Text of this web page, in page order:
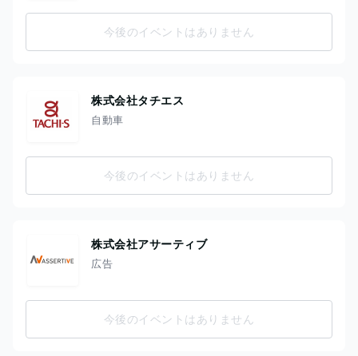
今後のイベントはありません
株式会社タチエス
自動車
今後のイベントはありません
株式会社アサーティブ
広告
今後のイベントはありません